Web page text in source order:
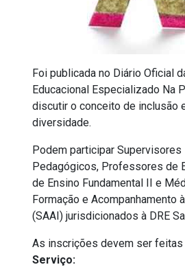
Foi publicada no Diário Oficial
Educacional Especializado Na
discutir o conceito de inclusão
diversidade.
Podem participar
Pedagógicos, Professores de
de Ensino Fundamental II e
Formação e Acompanhamento
(SAAI) jurisdicionados à DRE
As inscrições devem ser feitas
Serviço: